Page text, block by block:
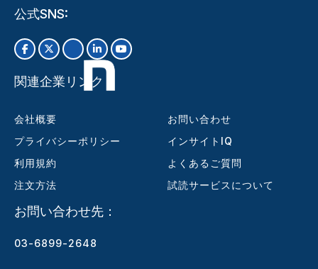
公式SNS:
関連企業リンク
会社概要
プライバシーポリシー
利用規約
注文方法
お問い合わせ
インサイトIQ
よくあるご質問
試読サービスについて
お問い合わせ先：
03-6899-2648